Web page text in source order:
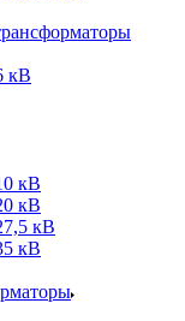
кВ
кВ
кВ
кВ
кВ